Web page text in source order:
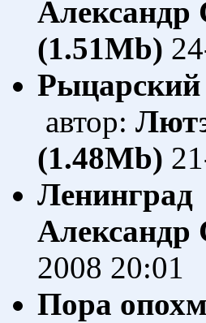
Александр
(1.51Mb)
Рыцарский
автор:
(1.48Mb)
Ленинград
Александр
2008 20:01
Пора